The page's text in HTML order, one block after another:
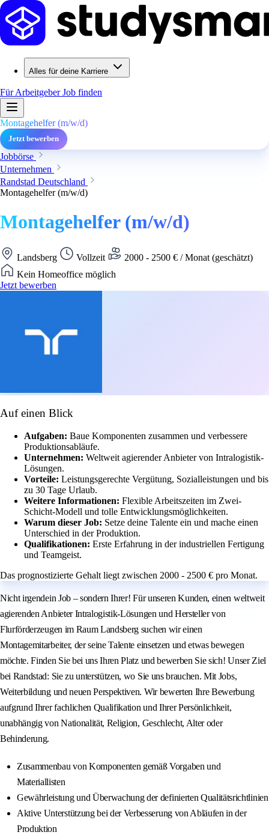
Alles für deine Karriere
Für ArbeitgeberJob finden
Montagehelfer (m/w/d)
Jetzt bewerben
Jobbörse
Unternehmen
Randstad Deutschland
Montagehelfer (m/w/d)
Montagehelfer (m/w/d)
Landsberg Vollzeit
2000 - 2500 € / Monat (geschätzt)
Kein Homeoffice möglich
Jetzt bewerben
Auf einen Blick
Aufgaben: Baue Komponenten zusammen und verbessere
Produktionsabläufe.
Unternehmen: Weltweit agierender Anbieter von Intralogistik-
Lösungen.
Vorteile: Leistungsgerechte Vergütung, Sozialleistungen und bis
zu 30 Tage Urlaub.
Weitere Informationen: Flexible Arbeitszeiten im Zwei-
Schicht-Modell und tolle Entwicklungsmöglichkeiten.
Warum dieser Job: Setze deine Talente ein und mache einen
Unterschied in der Produktion.
Qualifikationen: Erste Erfahrung in der industriellen Fertigung
und Teamgeist.
Das prognostizierte Gehalt liegt zwischen 2000 - 2500 € pro Monat.
Nicht irgendein Job – sondern Ihrer! Für unseren Kunden, einen weltweit
agierenden Anbieter Intralogistik-Lösungen und Hersteller von
Flurförderzeugen im Raum Landsberg suchen wir einen
Montagemitarbeiter, der seine Talente einsetzen und etwas bewegen
möchte. Finden Sie bei uns Ihren Platz und bewerben Sie sich! Unser Ziel
bei Randstad: Sie zu unterstützen, wo Sie uns brauchen. Mit Jobs,
Weiterbildung und neuen Perspektiven. Wir bewerten Ihre Bewerbung
aufgrund Ihrer fachlichen Qualifikation und Ihrer Persönlichkeit,
unabhängig von Nationalität, Religion, Geschlecht, Alter oder
Behinderung.
Zusammenbau von Komponenten gemäß Vorgaben und
Materiallisten
Gewährleistung und Überwachung der definierten Qualitätsrichtlinien
Aktive Unterstützung bei der Verbesserung von Abläufen in der
Produktion